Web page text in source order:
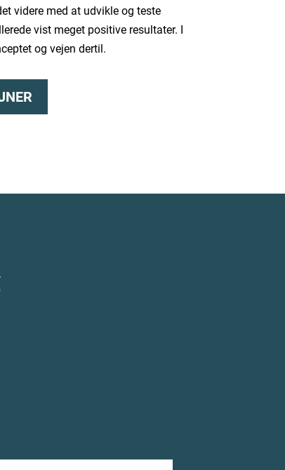
videre med at udvikle og teste
vist meget positive resultater. I
og vejen dertil.